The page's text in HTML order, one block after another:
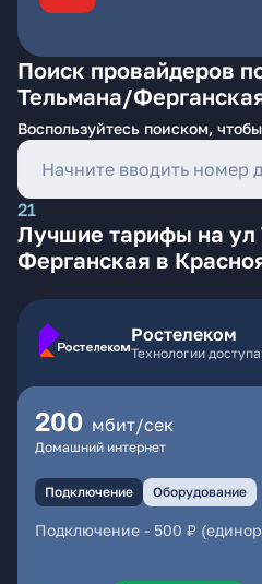
Поиск провайдеров
Тельмана/
Воспользуйтесь поиском,
21
Лучшие тарифы на ул
Ферганская в
Ростелеком
Технологии
200 мбит/сек
Домашний интернет
Подключение Оборудование
Подключение - 500 ₽